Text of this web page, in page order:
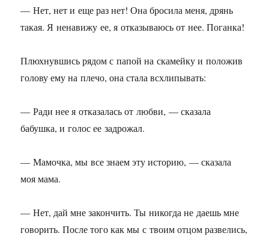
— Нет, нет и еще раз нет! Она бросила меня, дрянь
такая. Я ненавижу ее, я отказываюсь от нее. Поганка!
Плюхнувшись рядом с папой на скамейку и положив
голову ему на плечо, она стала всхлипывать:
— Ради нее я отказалась от любви, — сказала
бабушка, и голос ее задрожал.
— Мамочка, мы все знаем эту историю, — сказала
моя мама.
— Нет, дай мне закончить. Ты никогда не даешь мне
говорить. После того как мы с твоим отцом развелись,